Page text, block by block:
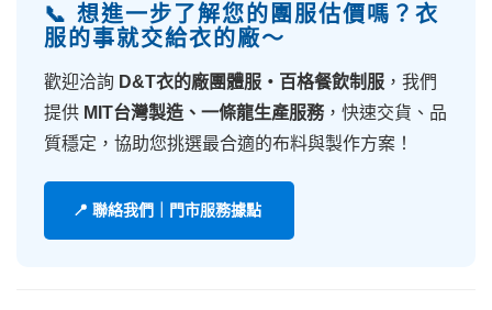
📞 想進一步了解您的團服估價嗎？衣
服的事就交給衣的廠～
歡迎洽詢 D&T衣的廠團體服・百格餐飲制服 ，我們
提供 MIT台灣製造、一條龍生產服務，快速交貨、品
質穩定，協助您挑選最合適的布料與製作方案！
📍 聯絡我們｜門市服務據點